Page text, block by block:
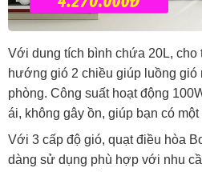
Với dung tích bình chứa 20L,
hướng gió 2 chiều giúp luồng gió
phòng. Công suất hoạt động
ái, không gây ồn, giúp bạn có
Với 3 cấp độ gió, quạt điều hòa
dàng sử dụng phù hợp với nhu